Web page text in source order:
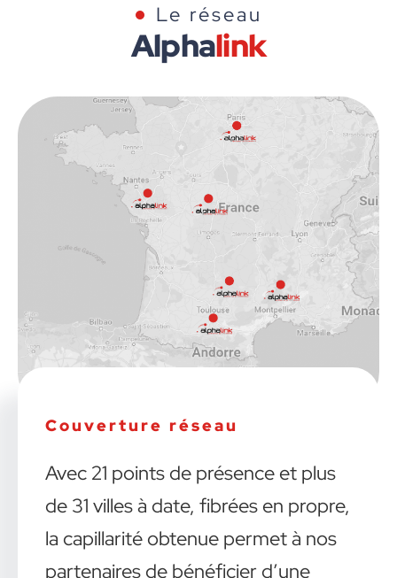
Le réseau
Alphalink
Couverture réseau
Avec 21 points de présence et plus
de 31 villes à date, fibrées en propre,
la capillarité obtenue permet à nos
partenaires de bénéficier d’une